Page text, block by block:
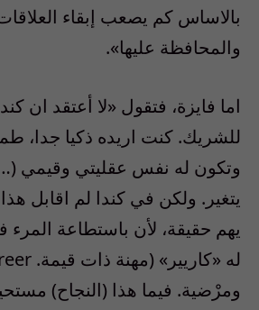
بالاساس كم يصعب إبقاء
والمحافظة عليها».
اما فايزة، فتقول «لا أعتقد ان
للشريك. كنت اريده ذكيا جدا،
وتكون له نفس عقليتي وقيمي
يتغير. ولكن في كندا لم اقابل
يهم حقيقة، لأن باستطاعة
ومرْضية. فيما هذا (النجاح)